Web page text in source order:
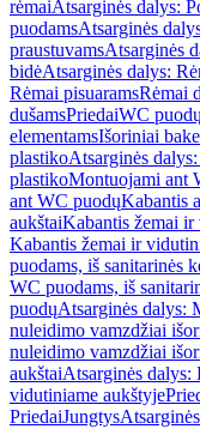
rėmaiAtsarginės dalys:
puodamsAtsarginės
praustuvamsAtsarginės
bidėAtsarginės dalys:
Rėmai pisuaramsRėmai
dušamsPriedaiWC
elementamsIšoriniai
plastikoAtsarginės
plastikoMontuojami ant
ant WC puodųKabantis
aukštaiKabantis žemai
Kabantis žemai ir
puodams, iš sanitarinės
WC puodams, iš
puodųAtsarginės dalys:
nuleidimo vamzdžiai
nuleidimo vamzdžiai
aukštaiAtsarginės dalys:
vidutiniame aukštyje
PriedaiJungtys